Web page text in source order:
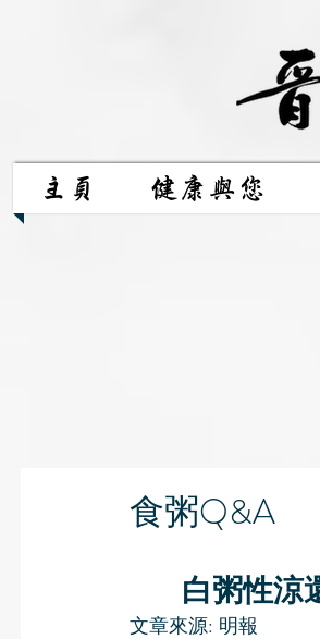
主頁 健康與您
食粥Q&A
白粥性涼
文章來源: 明報